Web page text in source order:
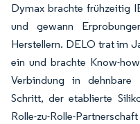
Dymax brachte frühzeitig
und gewann
Herstellern. DELO trat im
ein und brachte Know-
Verbindung in dehnbare
Schritt, der etablierte
Rolle-zu-Rolle-